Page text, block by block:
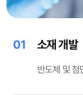
01 소재 개발
반도체 및 첨